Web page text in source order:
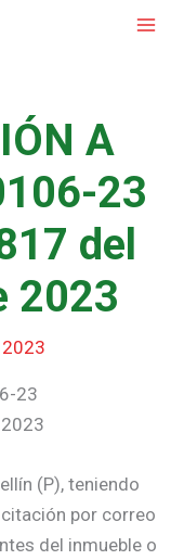
A
23
del
2023
23
(P), teniendo
por correo
del inmueble o